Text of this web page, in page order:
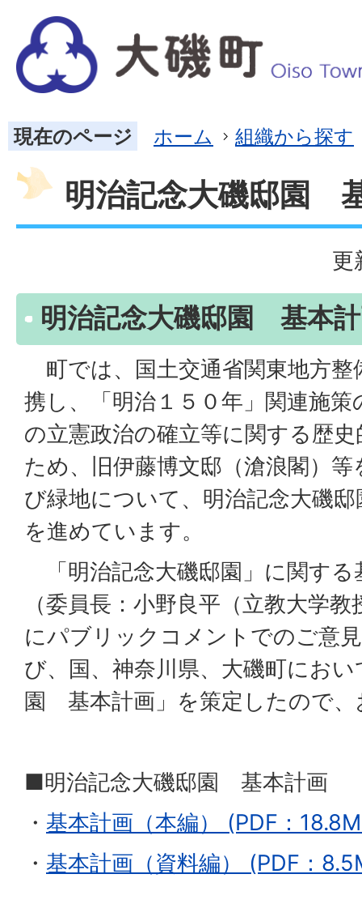
現在のページ ホーム 組織から探す
明治記念大磯邸園
更
明治記念大磯邸園 基本
町では、国土交通省関東地方整
携し、「明治１５０年」関連施
の立憲政治の確立等に関する歴
ため、旧伊藤博文邸（滄浪閣）
び緑地について、明治記念大磯
を進めています。
「明治記念大磯邸園」に関する
（委員長：小野良平（立教大学
にパブリックコメントでのご意
び、国、神奈川県、大磯町にお
園 基本計画」を策定したので、
■明治記念大磯邸園 基本計画
・ 基本計画（本編） (PDF：
・ 基本計画（資料編） (PDF：